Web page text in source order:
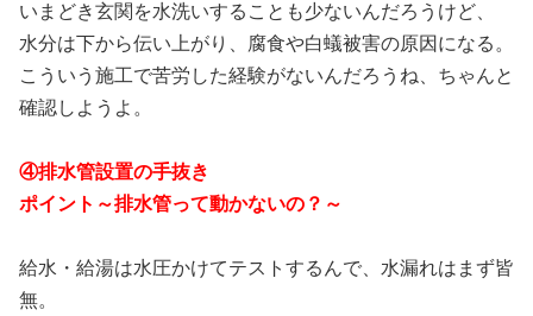
いまどき玄関を水洗いすることも少ないんだろうけど、
水分は下から伝い上がり、腐食や白蟻被害の原因になる。
こういう施工で苦労した経験がないんだろうね、ちゃんと
確認しようよ。
④排水管設置の手抜き
ポイント～排水管って動かないの？～
給水・給湯は水圧かけてテストするんで、水漏れはまず皆
無。